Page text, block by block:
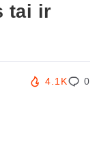
tai ir
4.1K 0